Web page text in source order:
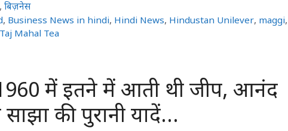
,बिज़नेस
, Business News in hindi, Hindi News, Hindustan Unilever, maggi,
Taj Mahal Tea
में इतने में आती थी जीप, आनंद
साझा की पुरानी यादें…